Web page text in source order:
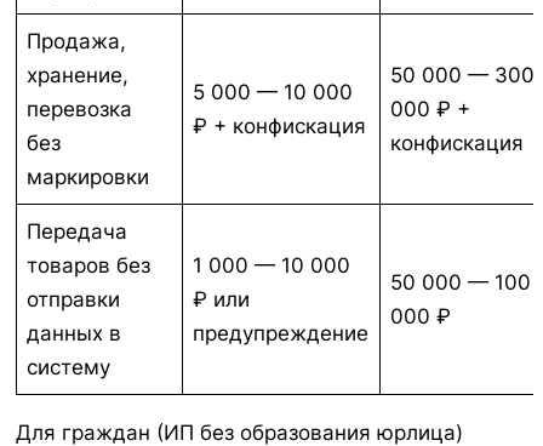
Продажа,
хранение,
перевозка
без
маркировки
5 000 — 10 000
₽ + конфискация
50 000 — 300
000 ₽ +
конфискация
Передача
товаров без
отправки
данных в
систему
1 000 — 10 000
₽ или
предупреждение
50 000 — 100
000 ₽
Для граждан (ИП без образования юрлица)